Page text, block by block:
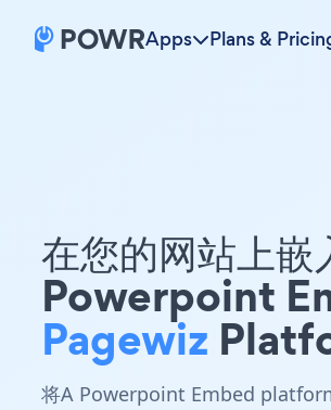
Apps Plans &
在您的网站上嵌
Powerpoint
Pagewiz
将A Powerpoint Embed